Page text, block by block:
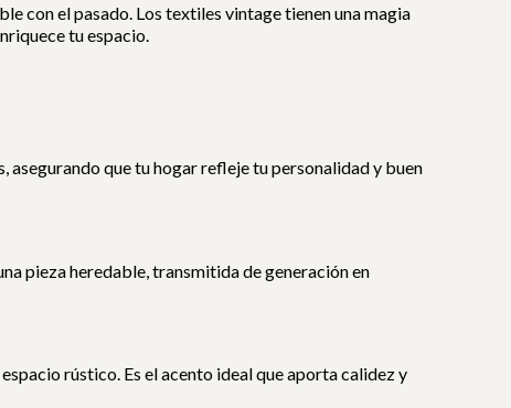
con el pasado. Los textiles vintage tienen una magia
tu espacio.
que tu hogar refleje tu personalidad y buen
pieza heredable, transmitida de generación en
rústico. Es el acento ideal que aporta calidez y